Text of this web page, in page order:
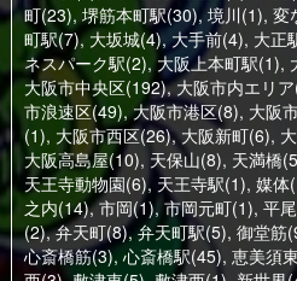
町(23), 堺筋本町駅(30),境川(1), 変
町駅(7),大坂城(4),大手前(4), 大正
ネスパーク駅(2), 大阪上本町駅(1),
大阪市中央区(192),大阪市内エリ
市浪速区(49),大阪市港区(8), 大阪
(1), 大阪市西区(26),大阪新町(6),
大阪高島屋(10), 天保山(8), 天満橋
天王寺動物園(6), 天王寺駅(1), 媒体
之内(14),市岡(1), 市岡元町(1), 平
(2),弁天町(8),弁天町駅(5), 御堂筋
心斎橋筋(3),心斎橋駅(45), 恵美須